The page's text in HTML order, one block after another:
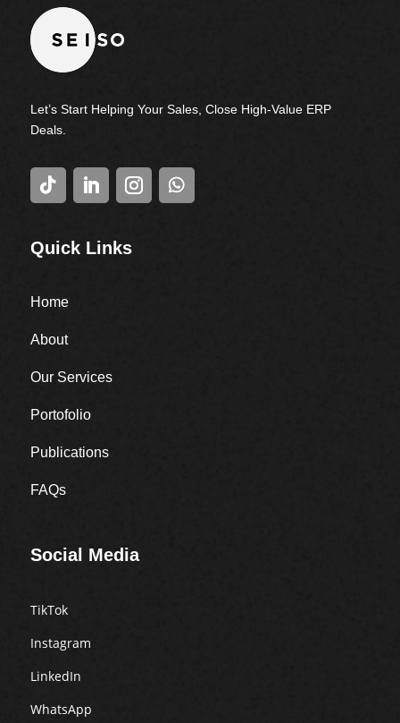
Let’s Start Helping Your Sales, Close High-Value ERP
Deals.
Quick Links
Home
About
Our Services
Portofolio
Publications
FAQs
Social Media
TikTok
Instagram
LinkedIn
WhatsApp